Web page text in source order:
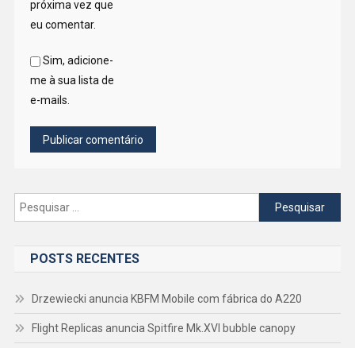
próxima vez que
eu comentar.
Sim, adicione-
me à sua lista de
e-mails.
Pesquisar
por:
POSTS RECENTES
Drzewiecki anuncia KBFM Mobile com fábrica do A220
Flight Replicas anuncia Spitfire Mk.XVI bubble canopy